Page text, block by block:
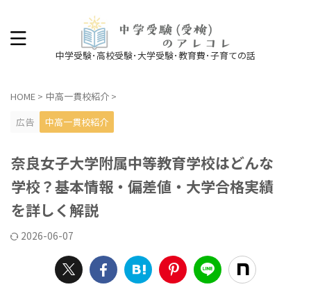
中学受験･高校受験･大学受験･教育費･子育ての話
HOME > 中高一貫校紹介 >
広告
中高一貫校紹介
奈良女子大学附属中等教育学校はどんな
学校？基本情報・偏差値・大学合格実績
を詳しく解説
2026-06-07